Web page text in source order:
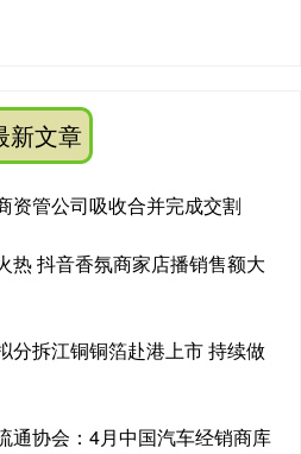
新文章
资管公司吸收合并完成交割
热 抖音香氛商家店播销售额大
分拆江铜铜箔赴港上市 持续做
通协会：4月中国汽车经销商库